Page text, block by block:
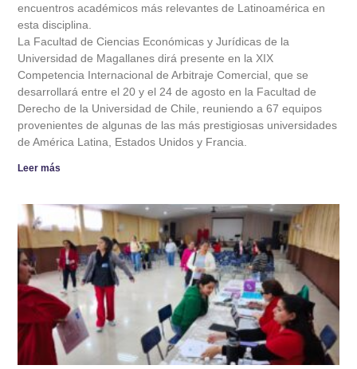
encuentros académicos más relevantes de Latinoamérica en
esta disciplina.
La Facultad de Ciencias Económicas y Jurídicas de la
Universidad de Magallanes dirá presente en la XIX
Competencia Internacional de Arbitraje Comercial, que se
desarrollará entre el 20 y el 24 de agosto en la Facultad de
Derecho de la Universidad de Chile, reuniendo a 67 equipos
provenientes de algunas de las más prestigiosas universidades
de América Latina, Estados Unidos y Francia.
Leer más